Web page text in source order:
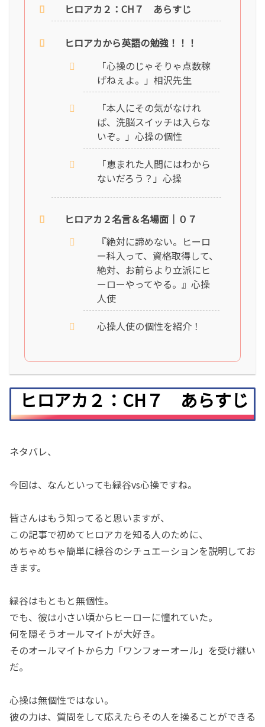
ヒロアカ２：CH７ あらすじ
ヒロアカから英語の勉強！！！
「心操のじゃそりゃ点数稼
げねぇよ。」相沢先生
「本人にその気がなけれ
ば、洗脳スイッチは入らな
いぞ。」心操の個性
「恵まれた人間にはわから
ないだろう？」心操
ヒロアカ２名言＆名場面｜０７
『絶対に諦めない。ヒーロ
ー科入って、資格取得して、
絶対、お前らより立派にヒ
ーローやってやる。』心操
人使
心操人使の個性を紹介！
ヒロアカ２：CH７ あらすじ
ネタバレ、
今回は、なんといっても緑谷vs心操ですね。
皆さんはもう知ってると思いますが、
この記事で初めてヒロアカを知る人のために、
めちゃめちゃ簡単に緑谷のシチュエーションを説明してお
きます。
緑谷はもともと無個性。
でも、彼は小さい頃からヒーローに憧れていた。
何を隠そうオールマイトが大好き。
そのオールマイトから力「ワンフォーオール」を受け継い
だ。
心操は無個性ではない。
彼の力は、質問をして応えたらその人を操ることができる